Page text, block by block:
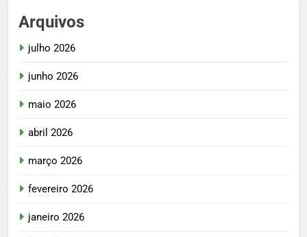
Arquivos
julho 2026
junho 2026
maio 2026
abril 2026
março 2026
fevereiro 2026
janeiro 2026